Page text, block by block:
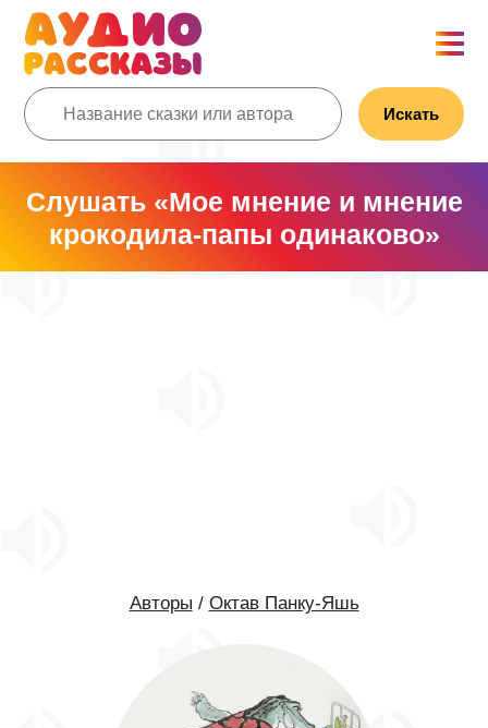
Искать
Слушать «Мое мнение и мнение
крокодила-папы одинаково»
Авторы / Октав Панку-Яшь